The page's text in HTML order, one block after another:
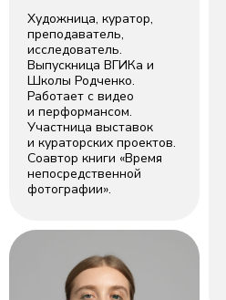
Художница, куратор,
преподаватель,
исследователь.
Выпускница ВГИКа и
Школы Родченко.
Работает с видео
и перформансом.
Участница выставок
и кураторских проектов.
Соавтор книги «Время
непосредственной
фотографии».